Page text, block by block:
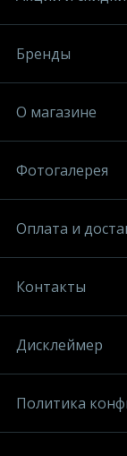
Бренды
О магазине
Фотогалерея
Оплата и
Контакты
Дисклеймер
Политика